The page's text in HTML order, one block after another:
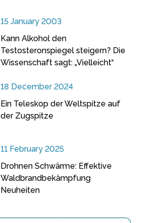
15 January 2003
Kann Alkohol den
Testosteronspiegel steigern? Die
Wissenschaft sagt: „Vielleicht“
18 December 2024
Ein Teleskop der Weltspitze auf
der Zugspitze
11 February 2025
Drohnen Schwärme: Effektive
Waldbrandbekämpfung
Neuheiten